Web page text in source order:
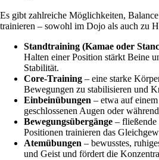
Es gibt zahlreiche Möglichkeiten,
trainieren – sowohl im Dojo als auch zu
Standtraining (Kamae oder
Halten einer Position stärkt Beine
Stabilität.
Core-Training – eine starke
Bewegungen zu stabilisieren und
Einbeinübungen – etwa auf
geschlossenen Augen oder
Bewegungsübergänge – fließende
Positionen trainieren das
Atemübungen – bewusstes,
und Geist und fördert die